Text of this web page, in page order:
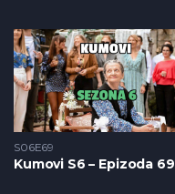
S06E69
Kumovi S6 – Epizoda 69